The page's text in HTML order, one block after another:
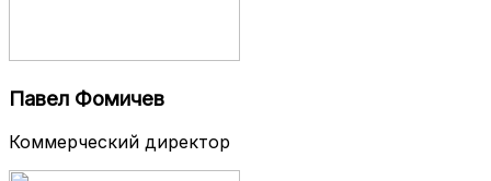
Павел Фомичев
Коммерческий директор